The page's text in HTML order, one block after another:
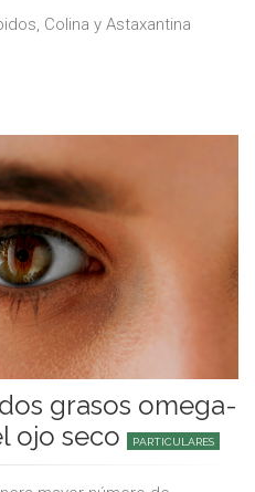
Colina y Astaxantina
grasos omega-
ojo seco
PARTICULARES